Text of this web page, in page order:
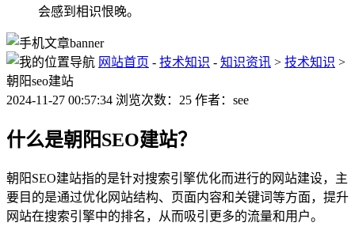
会感到相识恨晚。
网站首页 - 技术知识 - 知识资讯 > 技术知识 >
朝阳seo建站
2024-11-27 00:57:34 浏览次数：25 作者：see
什么是朝阳SEO建站？
朝阳SEO建站指的是针对搜索引擎优化而进行的网站建设，主
要目的是通过优化网站结构、页面内容和关键词等方面，提升
网站在搜索引擎中的排名，从而吸引更多的流量和用户。